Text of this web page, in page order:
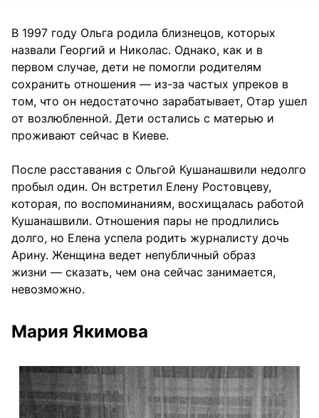
В 1997 году Ольга родила близнецов, которых
назвали Георгий и Николас. Однако, как и в
первом случае, дети не помогли родителям
сохранить отношения — из-за частых упреков в
том, что он недостаточно зарабатывает, Отар ушел
от возлюбленной. Дети остались с матерью и
проживают сейчас в Киеве.
После расставания с Ольгой Кушанашвили недолго
пробыл один. Он встретил Елену Ростовцеву,
которая, по воспоминаниям, восхищалась работой
Кушанашвили. Отношения пары не продлились
долго, но Елена успела родить журналисту дочь
Арину. Женщина ведет непубличный образ
жизни — сказать, чем она сейчас занимается,
невозможно.
Мария Якимова